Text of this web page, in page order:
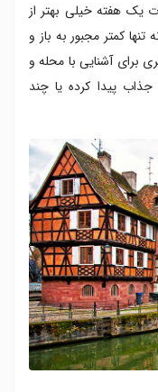
یک هفته خیلی بهتر از
کمتر مجبور به باز و
آشنایی با محله و
پیدا کرده یا چند